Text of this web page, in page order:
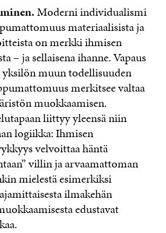
Moderni individualismi
materiaalisista ja
on merkki ihmisen
– ja sellaisena ihanne. Vapaus
muun todellisuuden
merkitsee valtaa
muokkaamisen.
liittyy yleensä niin
logiikka: Ihmisen
velvoittaa häntä
villin ja arvaamattoman
mielestä esimerkiksi
ilmakehän
edustavat